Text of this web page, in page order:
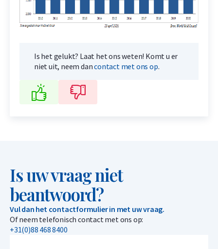
Is het gelukt? Laat het ons weten! Komt u er
niet uit, neem dancontact met ons op.
Is uw vraag niet
beantwoord?
Vul dan het contactformulier in met uw vraag.
Of neem telefonisch contact met ons op:
+31(0)88 468 8400